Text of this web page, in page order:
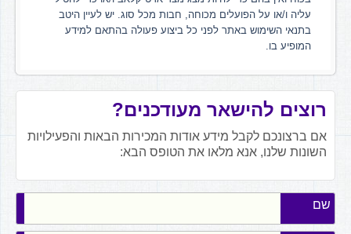
עליה ו/או על הפועלים מכוחה, חבות מכל סוג. יש לעיין היטב
בתנאי השימוש באתר לפני כל ביצוע פעולה בהתאם למידע
המופיע בו.
רוצים להישאר מעודכנים?
אם ברצונכם לקבל מידע אודות המכירות הבאות והפעילויות
השונות שלנו, אנא מלאו את הטופס הבא:
שם